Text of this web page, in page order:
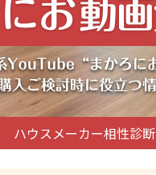
ハウスメーカー相性診断